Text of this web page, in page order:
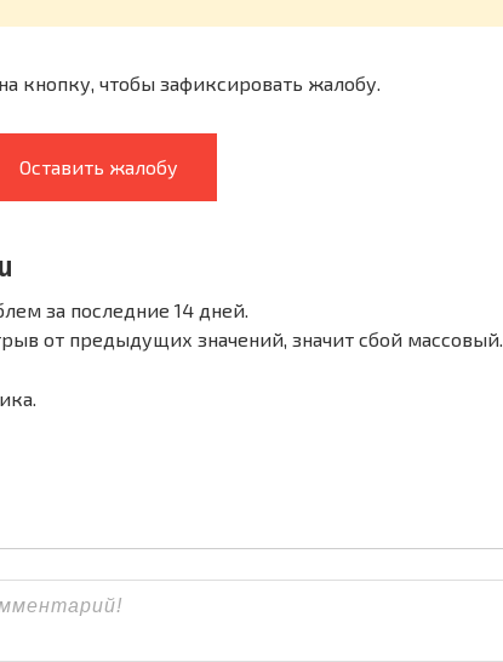
кнопку, чтобы зафиксировать жалобу.
Оставить жалобу
за последние 14 дней.
от предыдущих значений, значит сбой массовый.